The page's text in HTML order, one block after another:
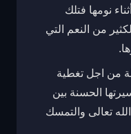
نومها فتلك
من النعم التي
من اجل تغطية
الحسنة بين
تعالى والتمسك